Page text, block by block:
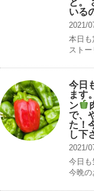
と。
いる
2021/
本日も
スト
今日
ます
ン
で、
た！
し下
2021/
今日
今晩の